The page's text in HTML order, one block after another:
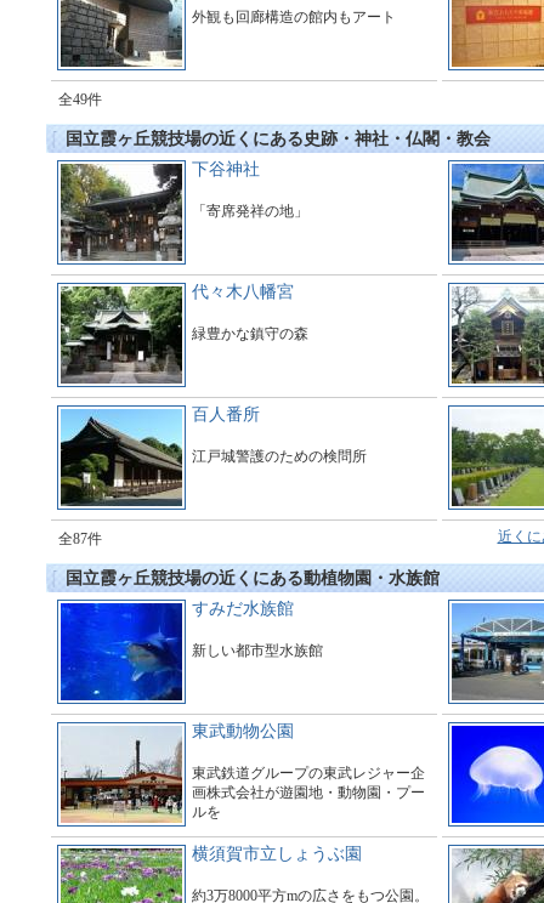
外観も回廊構造の館内もアート
全49件
国立霞ヶ丘競技場の近くにある史跡・神社・仏閣・教会
下谷神社
「寄席発祥の地」
代々木八幡宮
緑豊かな鎮守の森
百人番所
江戸城警護のための検問所
全87件 近く
国立霞ヶ丘競技場の近くにある動植物園・水族館
すみだ水族館
新しい都市型水族館
東武動物公園
東武鉄道グループの東武レジャー企
画株式会社が遊園地・動物園・プー
ルを
施設である。
横須賀市立しょうぶ園
約3万8000平方mの広さをもつ公園。